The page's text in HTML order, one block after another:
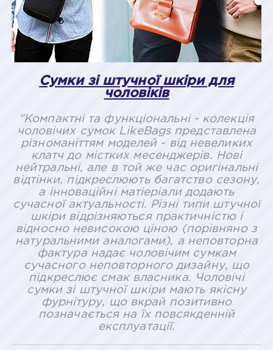
Сумки зі штучної шкіри для
чоловіків
"Компактні та функціональні - колекція
чоловічих сумок LikeBags представлена
різноманіттям моделей - від невеликих
клатч до містких месенджерів. Нові
нейтральні, але в той же час оригінальні
відтінки, підкреслюють багатство сезону,
а інноваційні матіеріали додають
сучасної актуальності. Різні типи штучної
шкіри відрізняються практичністю і
відносно невисокою ціною (порівняно з
натуральними аналогами), а неповторна
фактура надає чоловічим сумкам
сучасного неповторного дизайну, що
підкреслює смак власника. Чоловічі
сумки зі штучної шкіри мають якісну
фурнітуру, що вкрай позитивно
позначається на їх повсякденній
експлуатації.